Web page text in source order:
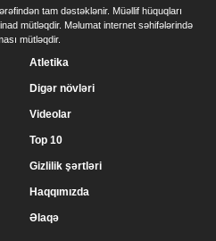
tam dəstəklənir. Müəllif hüquqları
mütləqdir. Məlumat internet səhifələrində
mütləqdir.
Atletika
Digər növləri
Videolar
Top 10
Gizlilik şərtləri
Haqqımızda
Əlaqə